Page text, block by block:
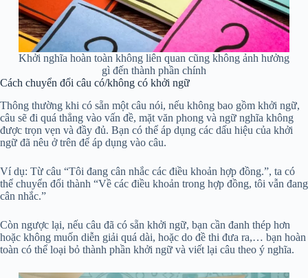
Khởi nghĩa hoàn toàn không liên quan cũng không ảnh hưởng
gì đến thành phần chính
Cách chuyển đổi câu có/không có khởi ngữ
Thông thường khi có sẵn một câu nói, nếu không bao gồm khởi ngữ,
câu sẽ đi quá thẳng vào vấn đề, mặt văn phong và ngữ nghĩa không
được trọn vẹn và đầy đủ. Bạn có thể áp dụng các dấu hiệu của khởi
ngữ đã nêu ở trên để áp dụng vào câu.
Ví dụ: Từ câu “Tôi đang cân nhắc các điều khoản hợp đồng.”, ta có
thể chuyển đổi thành “Về các điều khoản trong hợp đồng, tôi vẫn đang
cân nhắc.”
Còn ngược lại, nếu câu đã có sẵn khởi ngữ, bạn cần đanh thép hơn
hoặc không muốn diễn giải quá dài, hoặc do đề thi đưa ra,… bạn hoàn
toàn có thể loại bỏ thành phần khởi ngữ và viết lại câu theo ý nghĩa.